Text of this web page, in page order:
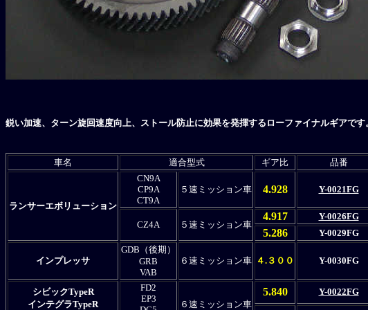
鋭い加速、ターン旋回速度向上、ストール防止に効果を発揮するローファイナルギアです
車名 適合型式 ギア比 品番
ランサーエボリューション
CN9A
CP9A
CT9A
５速ミッション車 4.928 Y-0021FG
CZ4A ５速ミッション車
4.917
Y-0026FG
5.286 Y-0029FG
インプレッサ
GDB（後期）
GRB
VAB
６速ミッション車 ４.３００ Y-0030FG
シビックTypeR
インテグラTypeR
FD2
EP3
６速ミッション車
5.840 Y-0022FG